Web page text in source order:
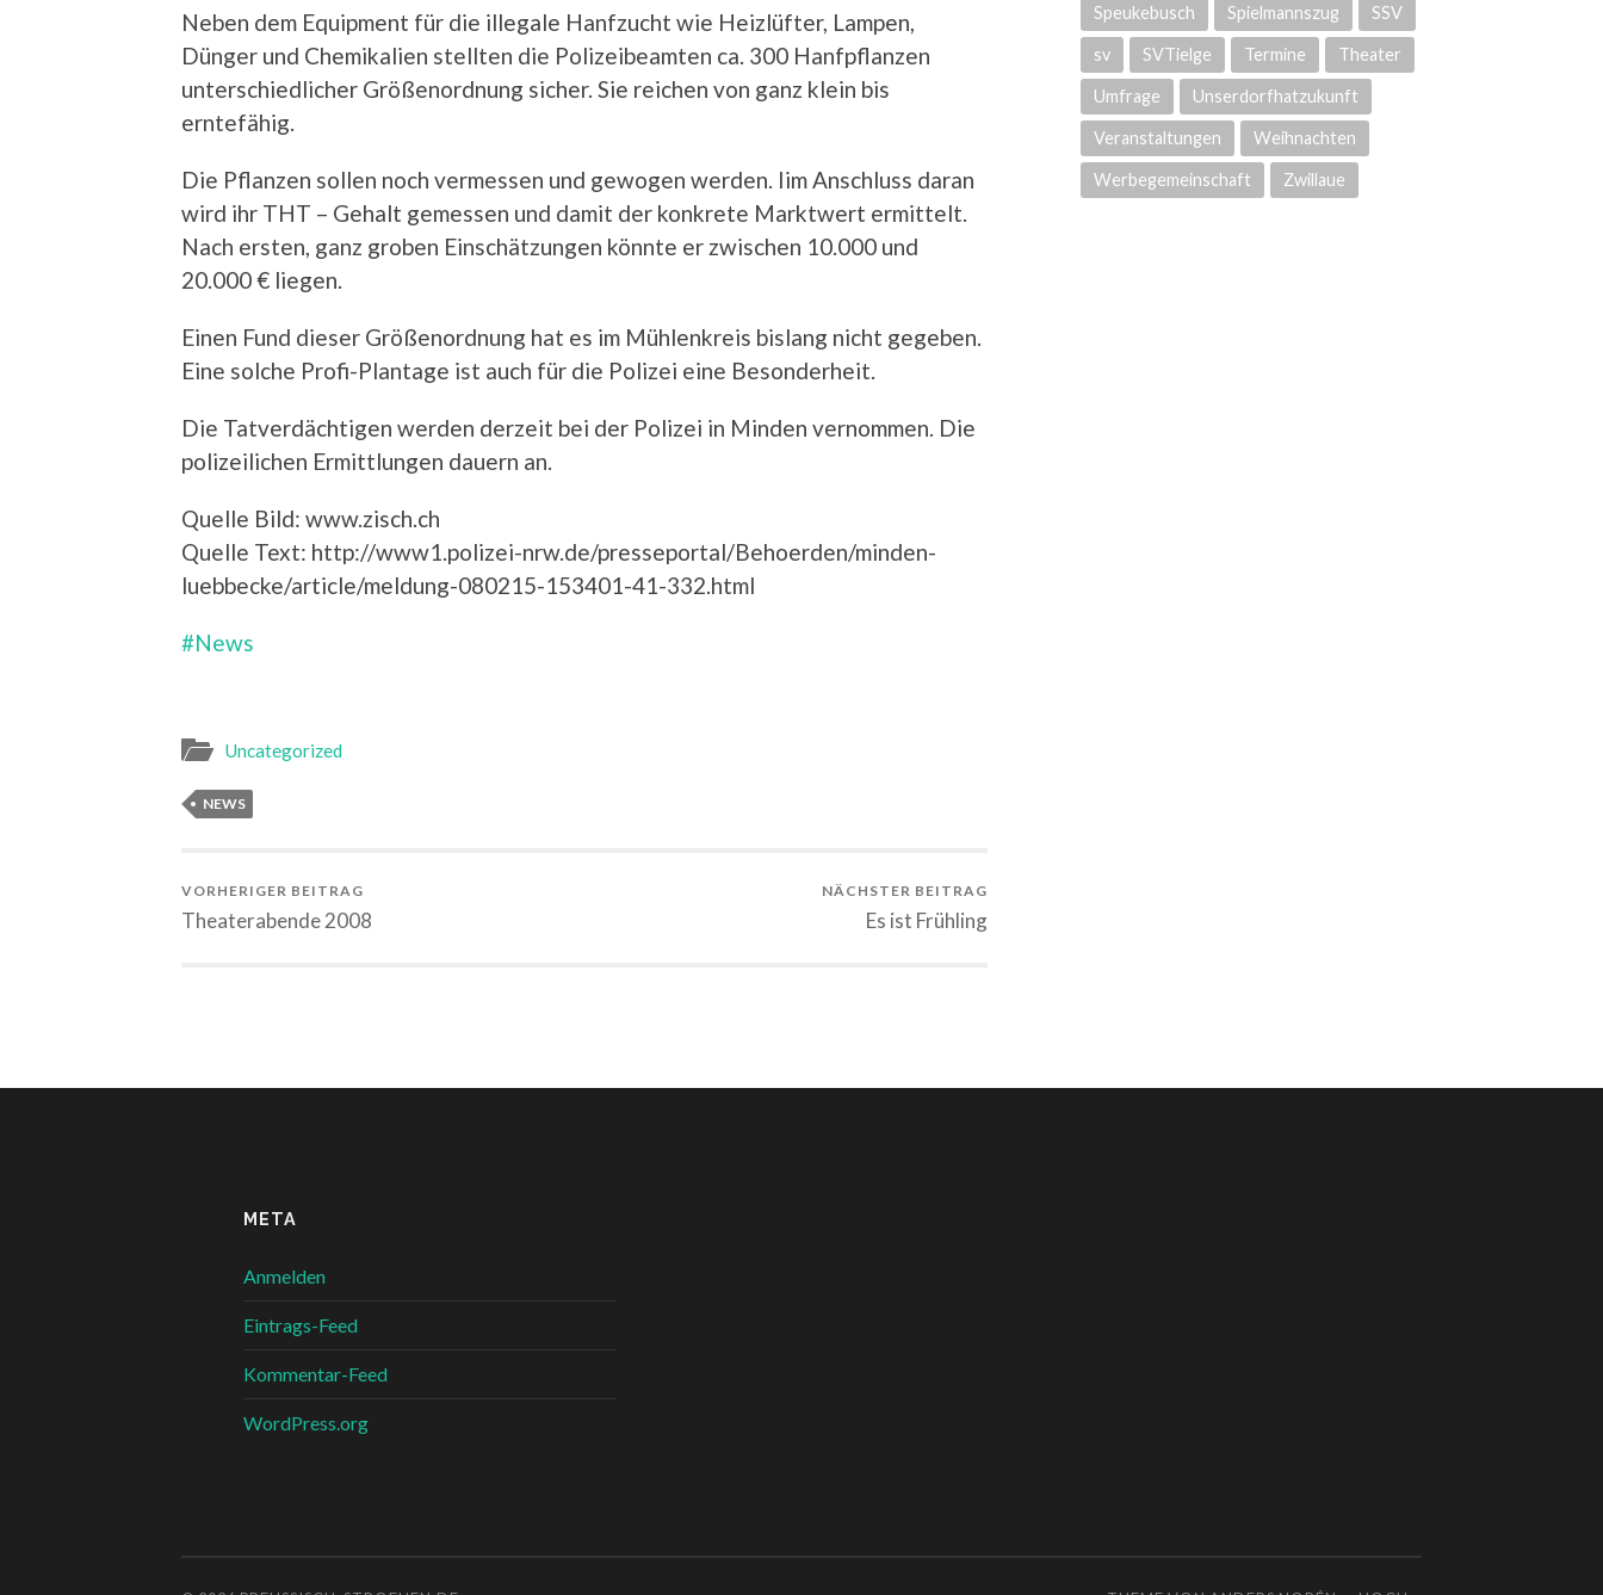
Neben dem Equipment für die illegale Hanfzucht wie Heizlüfter, Lampen,
Dünger und Chemikalien stellten die Polizeibeamten ca. 300 Hanfpflanzen
unterschiedlicher Größenordnung sicher. Sie reichen von ganz klein bis
erntefähig.
Die Pflanzen sollen noch vermessen und gewogen werden. Iim Anschluss daran
wird ihr THT – Gehalt gemessen und damit der konkrete Marktwert ermittelt.
Nach ersten, ganz groben Einschätzungen könnte er zwischen 10.000 und
20.000 € liegen.
Einen Fund dieser Größenordnung hat es im Mühlenkreis bislang nicht gegeben.
Eine solche Profi-Plantage ist auch für die Polizei eine Besonderheit.
Die Tatverdächtigen werden derzeit bei der Polizei in Minden vernommen. Die
polizeilichen Ermittlungen dauern an.
Quelle Bild: www.zisch.ch
Quelle Text: http://www1.polizei-nrw.de/presseportal/Behoerden/minden-
luebbecke/article/meldung-080215-153401-41-332.html
#News
Uncategorized
NEWS
VORHERIGER BEITRAG
Theaterabende 2008
NÄCHSTER BEITRAG
Es ist Frühling
Speukebusch Spielmannszug SSV
sv SVTielge Termine Theater
Umfrage Unserdorfhatzukunft
Veranstaltungen Weihnachten
Werbegemeinschaft Zwillaue
META
Anmelden
Eintrags-Feed
Kommentar-Feed
WordPress.org